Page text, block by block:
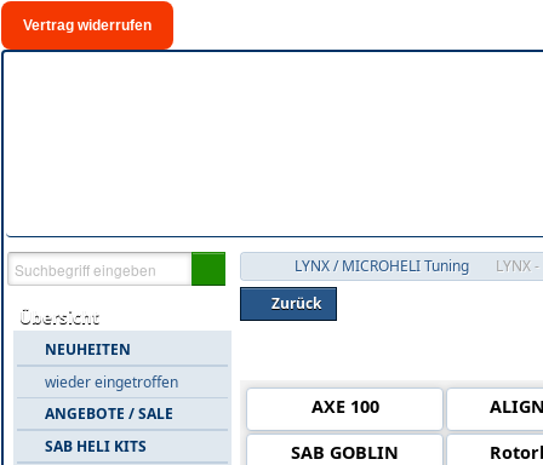
Vertrag widerrufen
Übersicht
NEUHEITEN
wieder eingetroffen
ANGEBOTE / SALE
SAB HELI KITS
LYNX / MICROHELI Tuning
LYNX
Zurück
AXE 100
SAB GOBLIN